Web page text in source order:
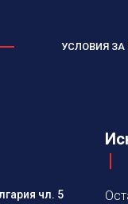
УСЛОВИЯ ЗА
чл. 5